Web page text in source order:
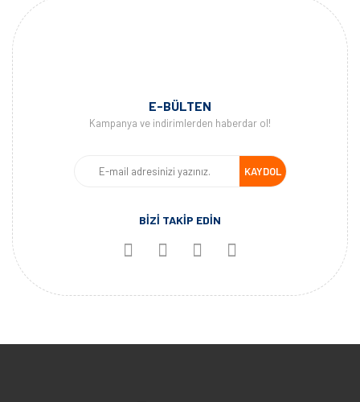
E-BÜLTEN
Kampanya ve indirimlerden haberdar ol!
KAYDOL
BİZİ TAKİP EDİN